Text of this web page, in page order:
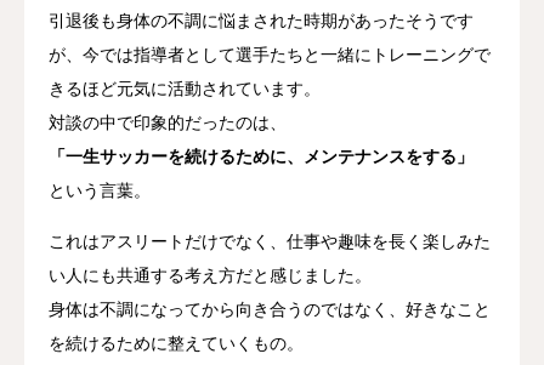
引退後も身体の不調に悩まされた時期があったそうです
が、今では指導者として選手たちと一緒にトレーニングで
きるほど元気に活動されています。
対談の中で印象的だったのは、
「一生サッカーを続けるために、メンテナンスをする」
という言葉。
これはアスリートだけでなく、仕事や趣味を長く楽しみた
い人にも共通する考え方だと感じました。
身体は不調になってから向き合うのではなく、好きなこと
を続けるために整えていくもの。
お知らせ